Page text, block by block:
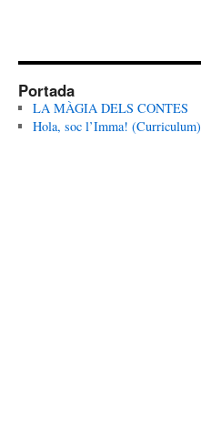
Portada
LA MÀGIA DELS CONTES
Hola, soc l’Imma! (Curriculum)